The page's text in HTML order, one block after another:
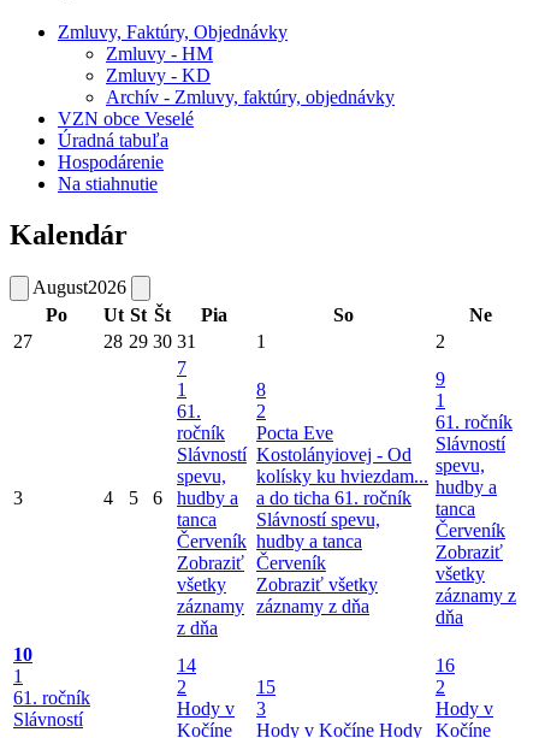
Zmluvy, Faktúry, Objednávky
Zmluvy - HM
Zmluvy - KD
Archív - Zmluvy, faktúry, objednávky
VZN obce Veselé
Úradná tabuľa
Hospodárenie
Na stiahnutie
Kalendár
August2026
Po
Ut St Št Pia So
Ne
27
28 29 30 31 1 2
3 4 5 6
7
1
61.
ročník
Slávností
spevu,
hudby a
tanca
Červeník
Zobraziť
všetky
záznamy
z dňa
8
2
Pocta Eve
Kostolányiovej - Od
kolísky ku hviezdam...
a do ticha 61. ročník
Slávností spevu,
hudby a tanca
Červeník
Zobraziť všetky
záznamy z dňa
9
1
61. ročník
Slávností
spevu,
hudby a
tanca
Červeník
Zobraziť
všetky
záznamy z
dňa
10
1
61. ročník
Slávností
14
2
Hody v
Kočíne
15
3
Hody v Kočíne Hody
16
2
Hody v
Kočíne